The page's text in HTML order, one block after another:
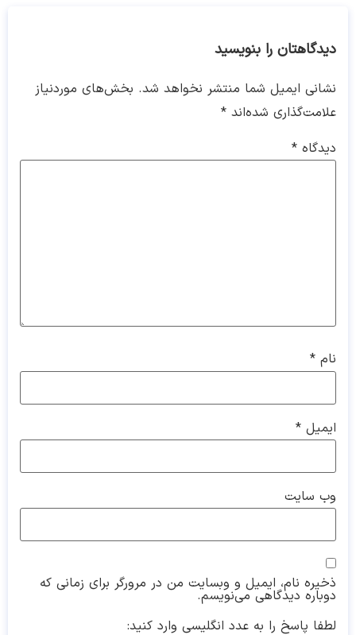
دیدگاهتان را بنویسید
نشانی ایمیل شما منتشر نخواهد شد. بخش‌های موردنیاز
علامت‌گذاری شده‌اند *
دیدگاه *
نام *
ایمیل *
وب‌ سایت
ذخیره نام، ایمیل و وبسایت من در مرورگر برای زمانی که
دوباره دیدگاهی می‌نویسم.
لطفا پاسخ را به عدد انگلیسی وارد کنید: